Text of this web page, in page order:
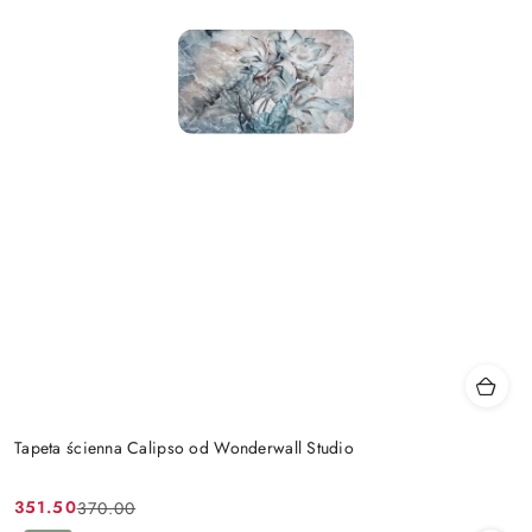
Tapeta ścienna Calipso od Wonderwall Studio
Cena
351.50
Cena
370.00